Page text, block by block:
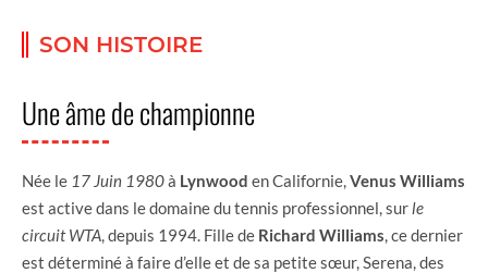
SON HISTOIRE
Une âme de championne
Née le 17 Juin 1980à Lynwood en Californie, Venus Williams
est active dans le domaine du tennis professionnel, sur le
circuit WTA , depuis 1994. Fille de Richard Williams , ce dernier
est déterminé à faire d’elle et de sa petite sœur, Serena, des